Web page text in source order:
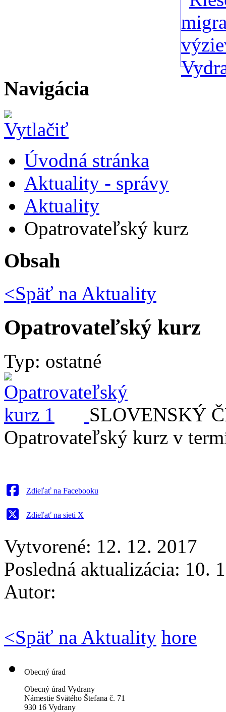
Navigácia
Úvodná stránka
Aktuality - správy
Aktuality
Opatrovateľský kurz
Obsah
<Späť na Aktuality
Opatrovateľský kurz
Typ: ostatné
SLOVENSKÝ
Opatrovateľský kurz v
Zdieľať na Facebooku
Zdieľať na sieti X
Vytvorené: 12. 12. 2017
Posledná aktualizácia: 10.
Autor:
<Späť na Aktuality hore
Obecný úrad
Obecný úrad Vydrany
Námestie Svätého Štefana č. 71
930 16 Vydrany